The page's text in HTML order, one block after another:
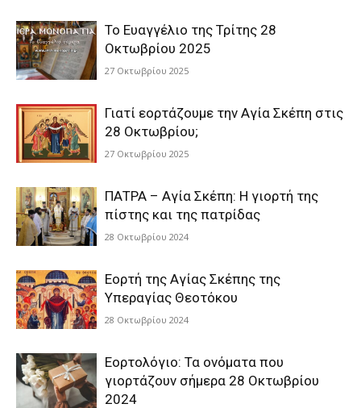
Το Ευαγγέλιο της Τρίτης 28
Οκτωβρίου 2025
27 Οκτωβρίου 2025
Γιατί εορτάζουμε την Αγία Σκέπη στις
28 Οκτωβρίου;
27 Οκτωβρίου 2025
ΠΑΤΡΑ – Αγία Σκέπη: Η γιορτή της
πίστης και της πατρίδας
28 Οκτωβρίου 2024
Εορτή της Αγίας Σκέπης της
Υπεραγίας Θεοτόκου
28 Οκτωβρίου 2024
Εορτολόγιο: Τα ονόματα που
γιορτάζουν σήμερα 28 Οκτωβρίου
2024